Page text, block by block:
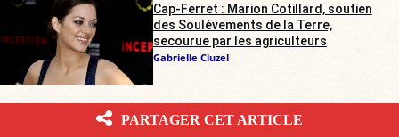
Cap-Ferret : Marion Cotillard, soutien
des Soulèvements de la Terre,
secourue par les agriculteurs
Gabrielle Cluzel
Rave-party illégale dans les Deux-
PARTAGER CET ARTICLE